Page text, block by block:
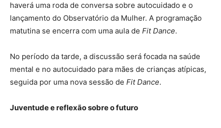
haverá uma roda de conversa sobre autocuidado e o
lançamento do Observatório da Mulher. A programação
matutina se encerra com uma aula de Fit Dance.
No período da tarde, a discussão será focada na saúde
mental e no autocuidado para mães de crianças atípicas,
seguida por uma nova sessão de Fit Dance.
Juventude e reflexão sobre o futuro